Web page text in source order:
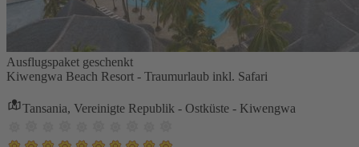
Ausflugspaket geschenkt
Kiwengwa Beach Resort - Traumurlaub inkl. Safari
Tansania, Vereinigte Republik - Ostküste - Kiwengwa